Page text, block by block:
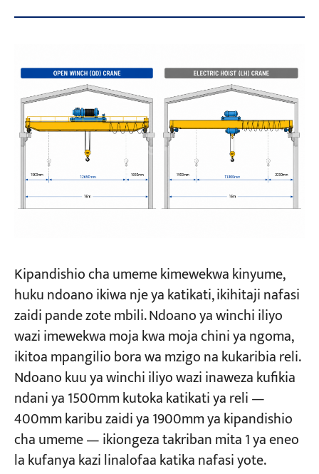
Kipandishio cha umeme kimewekwa kinyume,
huku ndoano ikiwa nje ya katikati, ikihitaji nafasi
zaidi pande zote mbili. Ndoano ya winchi iliyo
wazi imewekwa moja kwa moja chini ya ngoma,
ikitoa mpangilio bora wa mzigo na kukaribia reli.
Ndoano kuu ya winchi iliyo wazi inaweza kufikia
ndani ya 1500mm kutoka katikati ya reli —
400mm karibu zaidi ya 1900mm ya kipandishio
cha umeme — ikiongeza takriban mita 1 ya eneo
la kufanya kazi linalofaa katika nafasi yote.